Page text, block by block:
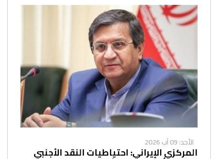
الأحد: 09 آب 2026
المركزي الإيراني: احتياطيات النقد الأجنبي